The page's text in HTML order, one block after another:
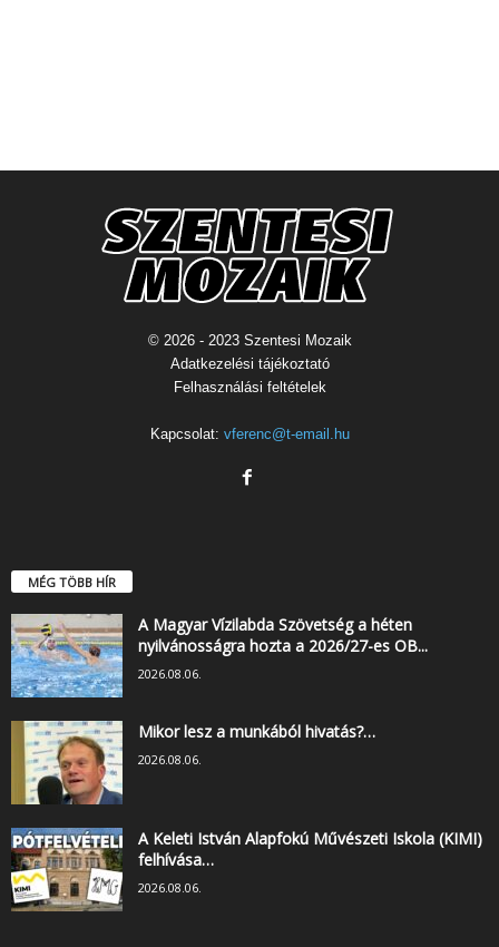
© 2026 - 2023 Szentesi Mozaik
Adatkezelési tájékoztató
Felhasználási feltételek
Kapcsolat: vferenc@t-email.hu
MÉG TÖBB HÍR
A Magyar Vízilabda Szövetség a héten
nyilvánosságra hozta a 2026/27-es OB...
2026.08.06.
Mikor lesz a munkából hivatás?…
2026.08.06.
A Keleti István Alapfokú Művészeti Iskola (KIMI)
felhívása…
2026.08.06.